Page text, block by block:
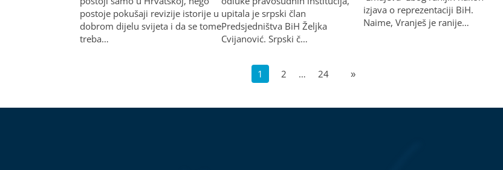
postoje pokušaji revizije istorije u
dobrom dijelu svijeta i da se tome
treba…
upitala je srpski član
Predsjedništva BiH Željka
Cvijanović. Srpski č…
izjava o reprezentaciji BiH.
Naime, Vranješ je ranije…
1 2 … 24 »